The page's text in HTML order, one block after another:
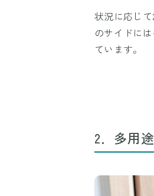
状況に応じ
のサイドに
ています。
2．多用